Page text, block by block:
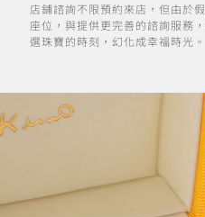
店鋪諮詢不限預約來店，但由於
座位，與提供更完善的諮詢服務
選珠寶的時刻，幻化成幸福時光。